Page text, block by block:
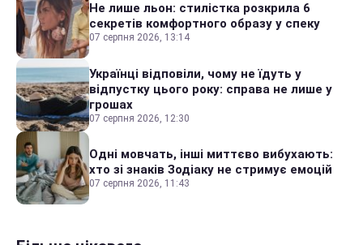
Не лише льон: стилістка розкрила 6
секретів комфортного образу у спеку
07 серпня 2026, 13:14
Українці відповіли, чому не їдуть у
відпустку цього року: справа не лише у
грошах
07 серпня 2026, 12:30
Одні мовчать, інші миттєво вибухають:
хто зі знаків Зодіаку не стримує емоцій
07 серпня 2026, 11:43